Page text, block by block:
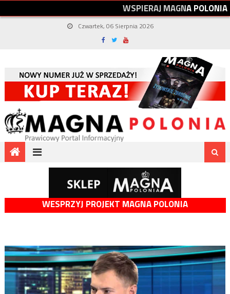
WSPIERAJMAGNAPOLONIA
Czwartek, 06 Sierpnia 2026
WESPRZYJ PROJEKT MAGNA POLONIA